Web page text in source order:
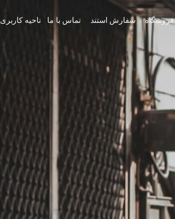
فروشگاه سفارش استند تماس با ما ناحیه کاربری